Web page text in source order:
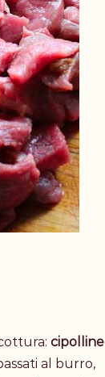
cipolline
al burro,